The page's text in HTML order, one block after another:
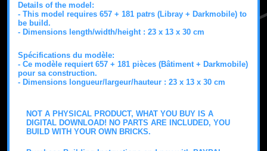
Details of the model:
- This model requires 657 + 181 patrs (Libray + Darkmobile) to
be build.
- Dimensions length/width/height : 23 x 13 x 30 cm
Spécifications du modèle:
- Ce modèle requiert 657 + 181 pièces (Bâtiment + Darkmobile)
pour sa construction.
- Dimensions longueur/largeur/hauteur : 23 x 13 x 30 cm
NOT A PHYSICAL PRODUCT, WHAT YOU BUY IS A
DIGITAL DOWNLOAD! NO PARTS ARE INCLUDED, YOU
BUILD WITH YOUR OWN BRICKS.